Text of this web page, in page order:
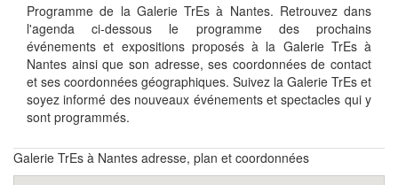
Programme de la Galerie TrEs à Nantes. Retrouvez dans
l'agenda ci-dessous le programme des prochains
événements et expositions proposés à la Galerie TrEs à
Nantes ainsi que son adresse, ses coordonnées de contact
et ses coordonnées géographiques. Suivez la Galerie TrEs et
soyez informé des nouveaux événements et spectacles qui y
sont programmés.
Galerie TrEs à Nantes adresse, plan et coordonnées